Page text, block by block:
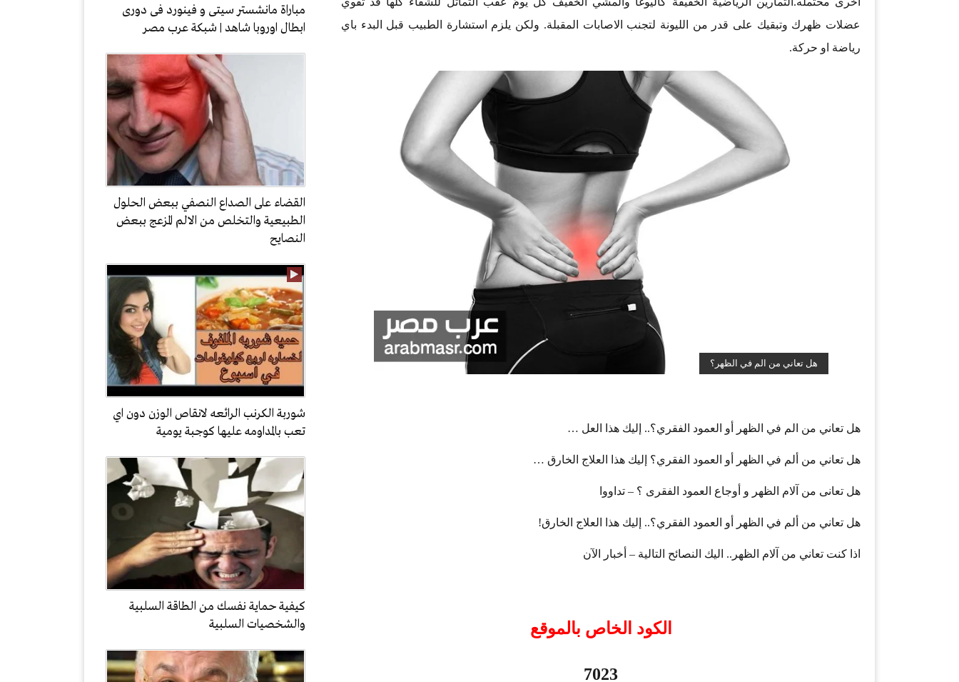
مباراة مانشستر سيتى و فينورد فى دورى
ابطال اوروبا شاهد | شبكة عرب مصر
القضاء على الصداع النصفي ببعض الحلول
الطبيعية والتخلص من الالم المزعج ببعض
النصايح
شوربة الكرنب الرائعه لانقاص الوزن دون اي
تعب بالمداومه عليها كوجبة يومية
كيفية حماية نفسك من الطاقة السلبية
والشخصيات السلبية
عضلات ظهرك وتبقيك على قدر من الليونة لتجنب الاصابات المقبلة. ولكن يلزم استشارة الطبيب قبل البدء باي
رياضة او حركة.
هل تعاني من الم في الظهر؟
هل تعاني من الم في الظهر أو العمود الفقري؟.. إليك هذا العل …
هل تعاني من ألم في الظهر أو العمود الفقري؟ إليك هذا العلاج الخارق …
هل تعانى من آلام الظهر و أوجاع العمود الفقرى ؟ – تداووا
هل تعاني من ألم في الظهر أو العمود الفقري؟.. إليك هذا العلاج الخارق!
اذا كنت تعاني من آلام الظهر.. اليك النصائح التالية – أخبار الآن
الكود الخاص بالموقع
7023